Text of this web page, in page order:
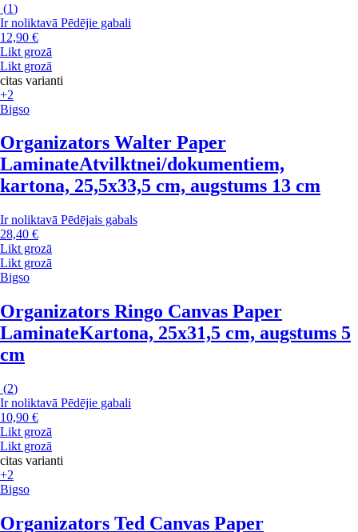
(1)
Ir noliktavā Pēdējie gabali
12,90 €
Likt grozā
Likt grozā
citas varianti
+2
Bigso
Organizators Walter Paper
LaminateAtvilktnei/dokumentiem,
kartona, 25,5x33,5 cm, augstums 13 cm
Ir noliktavā Pēdējais gabals
28,40 €
Likt grozā
Likt grozā
Bigso
Organizators Ringo Canvas Paper
LaminateKartona, 25x31,5 cm, augstums 5
cm
(2)
Ir noliktavā Pēdējie gabali
10,90 €
Likt grozā
Likt grozā
citas varianti
+2
Bigso
Organizators Ted Canvas Paper